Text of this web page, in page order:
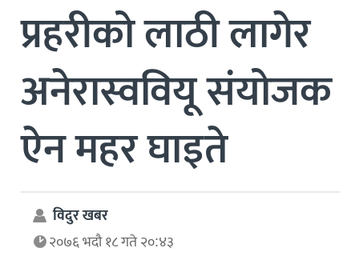
प्रहरीको लाठी लागेर
अनेरास्ववियू संयोजक
ऐन महर घाइते
विदुर खबर
२०७६ भदौ १८ गते २०:४३